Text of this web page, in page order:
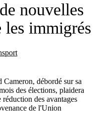
nouvelles
les immigrés
débordé sur sa
des élections, plaidera
des avantages
de l'Union